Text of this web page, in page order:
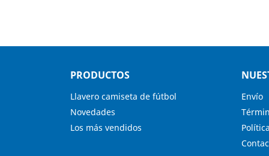
PRODUCTOS
Llavero camiseta de fútbol
Novedades
Los más vendidos
Envío